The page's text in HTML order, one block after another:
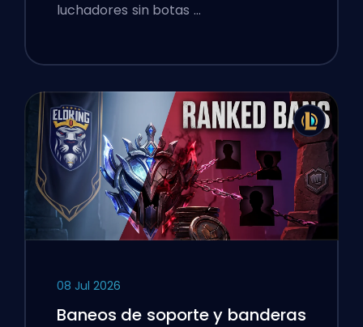
luchadores sin botas …
08 Jul 2026
Baneos de soporte y banderas